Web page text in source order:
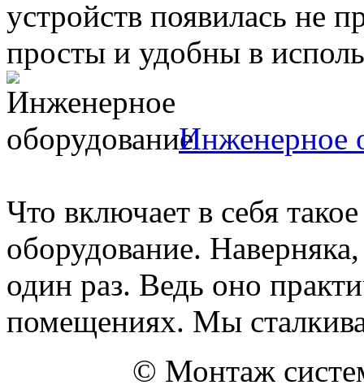
устройств появилась не
просты и удобны в
Инженерное
Что включает в себя
оборудование.
один раз. Ведь оно
помещениях. Мы
© Монтаж